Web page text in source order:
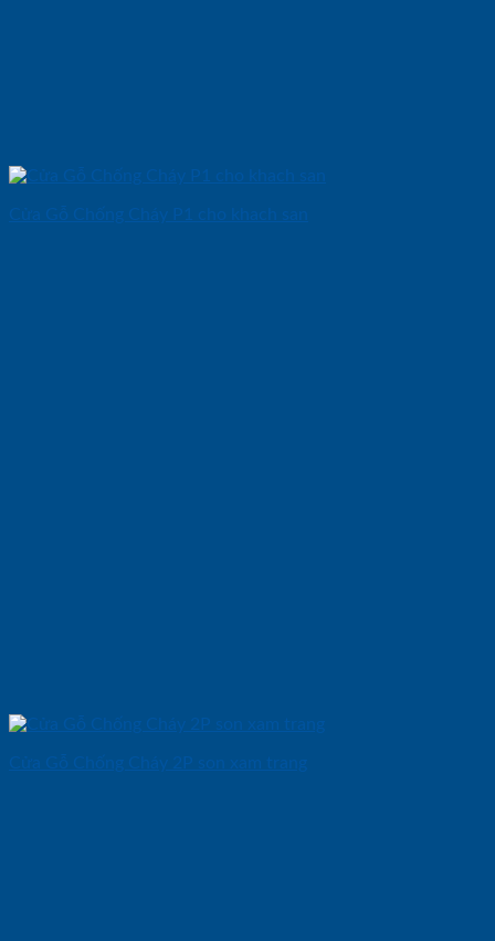
Cửa Gỗ Chống Cháy P1 cho khach san
Cửa Gỗ Chống Cháy 2P son xam trang